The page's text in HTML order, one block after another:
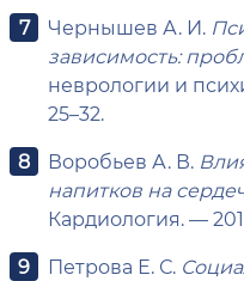
Чернышев А. И.
зависимость:
неврологии и
25–32.
Воробьев А. В.
напитков на
Кардиология. —
Петрова Е. С.